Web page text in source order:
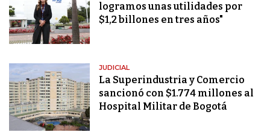
logramos unas utilidades por
$1,2 billones en tres años"
JUDICIAL
La Superindustria y Comercio
sancionó con $1.774 millones al
Hospital Militar de Bogotá